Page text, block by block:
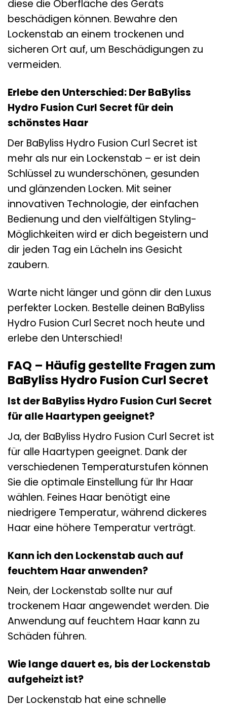
diese die Oberfläche des Geräts
beschädigen können. Bewahre den
Lockenstab an einem trockenen und
sicheren Ort auf, um Beschädigungen zu
vermeiden.
Erlebe den Unterschied: Der BaByliss
Hydro Fusion Curl Secret für dein
schönstes Haar
Der BaByliss Hydro Fusion Curl Secret ist
mehr als nur ein Lockenstab – er ist dein
Schlüssel zu wunderschönen, gesunden
und glänzenden Locken. Mit seiner
innovativen Technologie, der einfachen
Bedienung und den vielfältigen Styling-
Möglichkeiten wird er dich begeistern und
dir jeden Tag ein Lächeln ins Gesicht
zaubern.
Warte nicht länger und gönn dir den Luxus
perfekter Locken. Bestelle deinen BaByliss
Hydro Fusion Curl Secret noch heute und
erlebe den Unterschied!
FAQ – Häufig gestellte Fragen zum
BaByliss Hydro Fusion Curl Secret
Ist der BaByliss Hydro Fusion Curl Secret
für alle Haartypen geeignet?
Ja, der BaByliss Hydro Fusion Curl Secret ist
für alle Haartypen geeignet. Dank der
verschiedenen Temperaturstufen können
Sie die optimale Einstellung für Ihr Haar
wählen. Feines Haar benötigt eine
niedrigere Temperatur, während dickeres
Haar eine höhere Temperatur verträgt.
Kann ich den Lockenstab auch auf
feuchtem Haar anwenden?
Nein, der Lockenstab sollte nur auf
trockenem Haar angewendet werden. Die
Anwendung auf feuchtem Haar kann zu
Schäden führen.
Wie lange dauert es, bis der Lockenstab
aufgeheizt ist?
Der Lockenstab hat eine schnelle